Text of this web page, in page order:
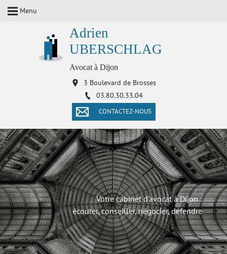
Menu
Adrien
UBERSCHLAG
Avocat à Dijon
3 Boulevard de Brosses
03.80.30.33.04
CONTACTEZ-NOUS
Votre cabinet d'avocat à Dijon :
écouter, conseiller, négocier, défendre